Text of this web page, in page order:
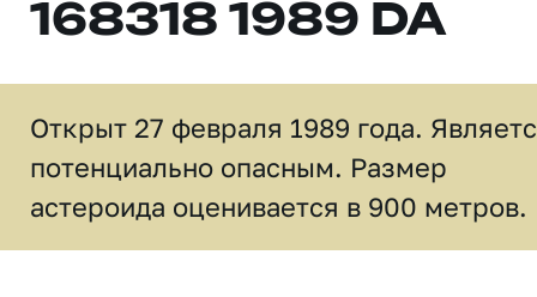
168318 1989 DA
Открыт 27 февраля 1989 года.
потенциально опасным. Размер
астероида оценивается в 900 метров.